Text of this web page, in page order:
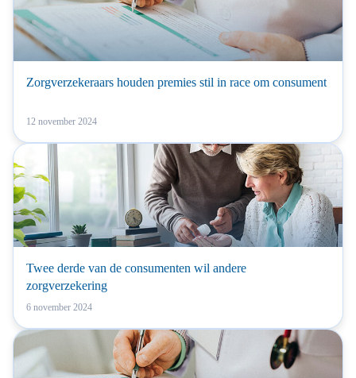
Zorgverzekeraars houden premies stil in race om consument
12 november 2024
Twee derde van de consumenten wil andere
zorgverzekering
6 november 2024